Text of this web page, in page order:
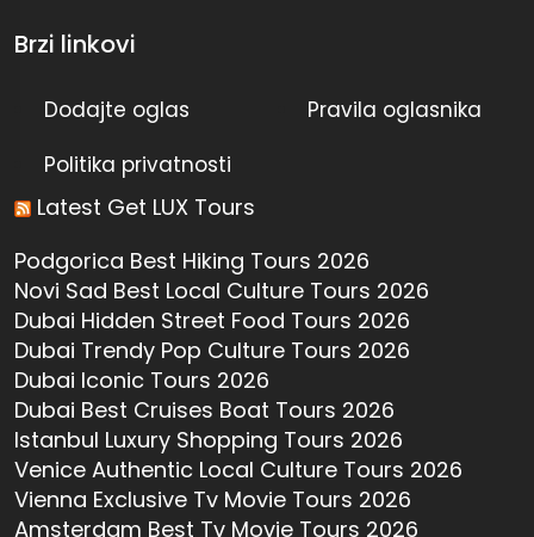
Brzi linkovi
Dodajte oglas
Politika privatnosti
Pravila oglasnika
Latest Get LUX Tours
Podgorica Best Hiking Tours 2026
Novi Sad Best Local Culture Tours 2026
Dubai Hidden Street Food Tours 2026
Dubai Trendy Pop Culture Tours 2026
Dubai Iconic Tours 2026
Dubai Best Cruises Boat Tours 2026
Istanbul Luxury Shopping Tours 2026
Venice Authentic Local Culture Tours 2026
Vienna Exclusive Tv Movie Tours 2026
Amsterdam Best Tv Movie Tours 2026